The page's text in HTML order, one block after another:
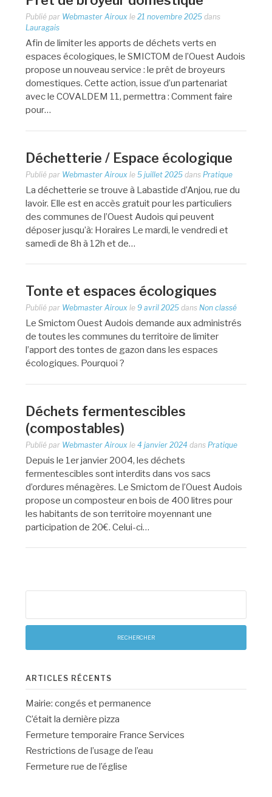
Publié par Webmaster Airoux le21 novembre 2025 dans
Lauragais
Afin de limiter les apports de déchets verts en
espaces écologiques, le SMICTOM de l’Ouest Audois
propose un nouveau service : le prêt de broyeurs
domestiques. Cette action, issue d’un partenariat
avec le COVALDEM 11, permettra : Comment faire
pour…
Déchetterie / Espace écologique
Publié par Webmaster Airoux le5 juillet 2025 dans Pratique
La déchetterie se trouve à Labastide d’Anjou, rue du
lavoir. Elle est en accès gratuit pour les particuliers
des communes de l’Ouest Audois qui peuvent
déposer jusqu’à: Horaires Le mardi, le vendredi et
samedi de 8h à 12h et de…
Tonte et espaces écologiques
Publié par Webmaster Airoux le 9 avril 2025 dansNon classé
Le Smictom Ouest Audois demande aux administrés
de toutes les communes du territoire de limiter
l’apport des tontes de gazon dans les espaces
écologiques. Pourquoi ?
Déchets fermentescibles
(compostables)
Publié par Webmaster Airoux le4 janvier 2024 dans Pratique
Depuis le 1er janvier 2004, les déchets
fermentescibles sont interdits dans vos sacs
d’ordures ménagères. Le Smictom de l’Ouest Audois
propose un composteur en bois de 400 litres pour
les habitants de son territoire moyennant une
participation de 20€. Celui-ci…
ARTICLES RÉCENTS
Mairie: congés et permanence
C’était la dernière pizza
Fermeture temporaire France Services
Restrictions de l’usage de l’eau
Fermeture rue de l’église